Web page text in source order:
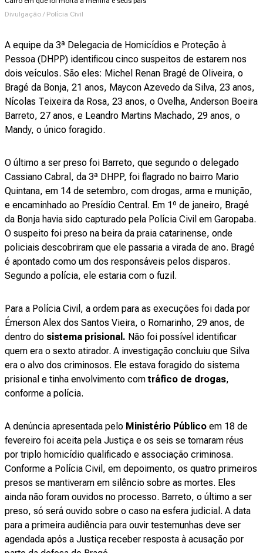
Divulgação / Polícia Civil
A equipe da 3ª Delegacia de Homicídios e Proteção à
Pessoa (DHPP) identificou cinco suspeitos de estarem nos
dois veículos. São eles: Michel Renan Bragé de Oliveira, o
Bragé da Bonja, 21 anos, Maycon Azevedo da Silva, 23 anos,
Nícolas Teixeira da Rosa, 23 anos, o Ovelha, Anderson Boeira
Barreto, 27 anos, e Leandro Martins Machado, 29 anos, o
Mandy, o único foragido.
O último a ser preso foi Barreto, que segundo o delegado
Cassiano Cabral, da 3ª DHPP, foi flagrado no bairro Mario
Quintana, em 14 de setembro, com drogas, arma e munição,
e encaminhado ao Presídio Central. Em 1º de janeiro, Bragé
da Bonja havia sido capturado pela Polícia Civil em Garopaba.
O suspeito foi preso na beira da praia catarinense, onde
policiais descobriram que ele passaria a virada de ano. Bragé
é apontado como um dos responsáveis pelos disparos.
Segundo a polícia, ele estaria com o fuzil.
Para a Polícia Civil, a ordem para as execuções foi dada por
Émerson Alex dos Santos Vieira, o Romarinho, 29 anos, de
dentro do sistema prisional. Não foi possível identificar
quem era o sexto atirador. A investigação concluiu que Silva
era o alvo dos criminosos. Ele estava foragido do sistema
prisional e tinha envolvimento comtráfico de drogas,
conforme a polícia.
A denúncia apresentada pelo Ministério Público em 18 de
fevereiro foi aceita pela Justiça e os seis se tornaram réus
por triplo homicídio qualificado e associação criminosa.
Conforme a Polícia Civil, em depoimento, os quatro primeiros
presos se mantiveram em silêncio sobre as mortes. Eles
ainda não foram ouvidos no processo. Barreto, o último a ser
preso, só será ouvido sobre o caso na esfera judicial. A data
para a primeira audiência para ouvir testemunhas deve ser
agendada após a Justiça receber resposta à acusação por